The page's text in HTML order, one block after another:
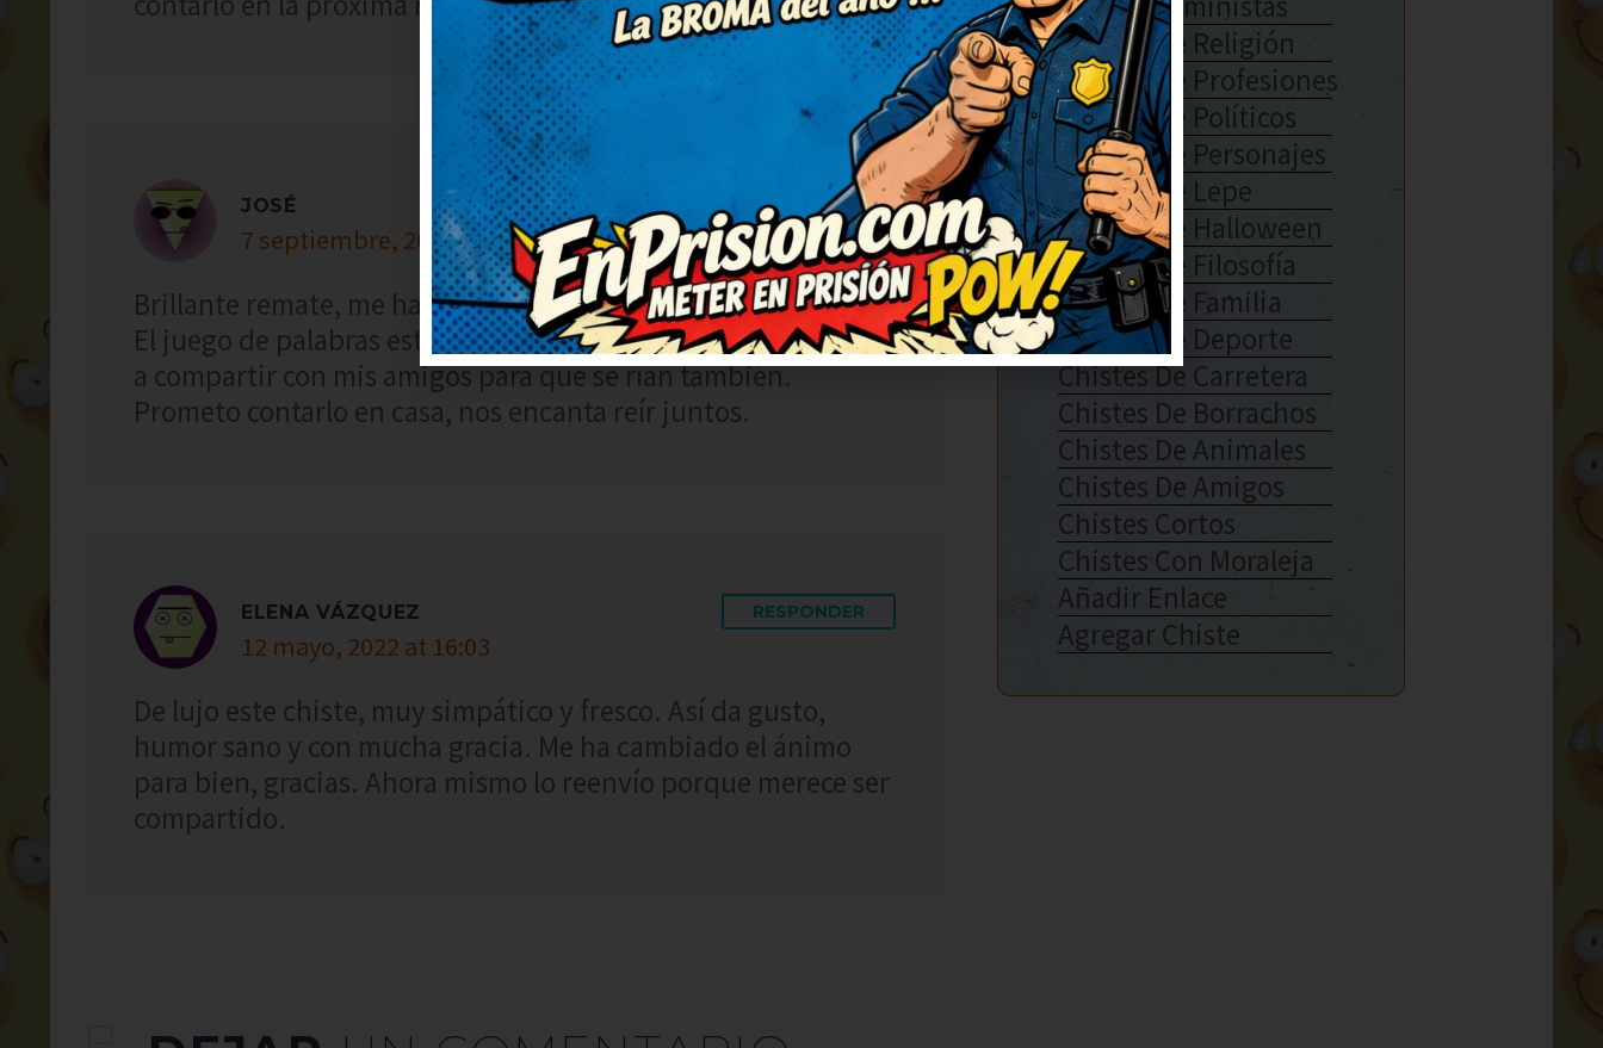
JOSÉ
7 septiembre, 2021 at 20:08
RESPONDER
Brillante remate, me ha dejado con una carcajada tremenda.
El juego de palabras está finísimo, me ha sorprendido. Lo voy
a compartir con mis amigos para que se rían también.
Prometo contarlo en casa, nos encanta reír juntos.
ELENA VÁZQUEZ
12 mayo, 2022 at 16:03
RESPONDER
De lujo este chiste, muy simpático y fresco. Así da gusto,
humor sano y con mucha gracia. Me ha cambiado el ánimo
para bien, gracias. Ahora mismo lo reenvío porque merece ser
compartido.
Chistes De Religión
Chistes De Profesiones
Chistes De Políticos
Chistes De Personajes
Chistes De Lepe
Chistes De Halloween
Chistes De Filosofía
Chistes De Familia
Chistes De Deporte
Chistes De Carretera
Chistes De Borrachos
Chistes De Animales
Chistes De Amigos
Chistes Cortos
Chistes Con Moraleja
Añadir Enlace
Agregar Chiste